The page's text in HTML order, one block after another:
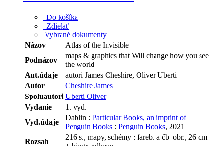
Do košíka
Zdielať
Vybrané dokumenty
Názov
Atlas of the Invisible
Podnázov
maps & graphics that Will change how you see
the world
Aut.údaje
autori James Cheshire, Oliver Uberti
Autor
Cheshire James
Spoluautori Uberti Oliver
Vydanie
1. vyd.
Vyd.údaje
Dablin : Particular Books, an imprint of
Penguin Books : Penguin Books, 2021
Rozsah
216 s., mapy, schémy : fareb. a čb. obr., 26 cm